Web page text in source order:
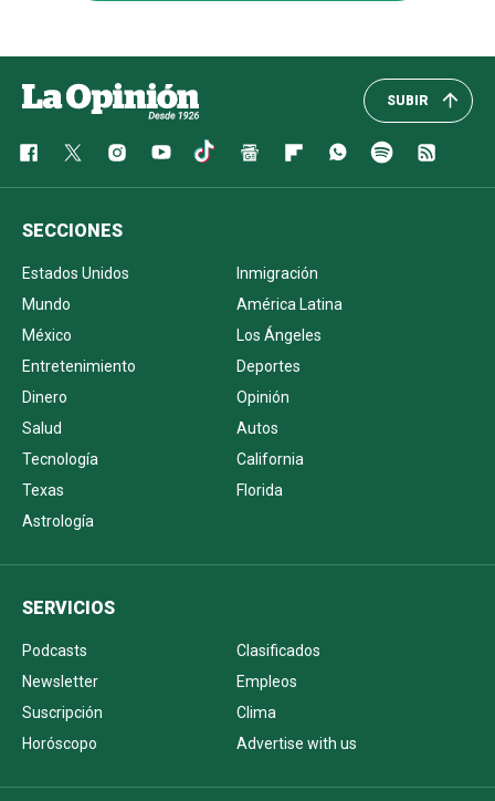
SUBIR
SECCIONES
Estados Unidos
Inmigración
Mundo
América Latina
México
Los Ángeles
Entretenimiento
Deportes
Dinero
Opinión
Salud
Autos
Tecnología
California
Texas
Florida
Astrología
SERVICIOS
Podcasts
Clasificados
Newsletter
Empleos
Suscripción
Clima
Horóscopo
Advertise with us